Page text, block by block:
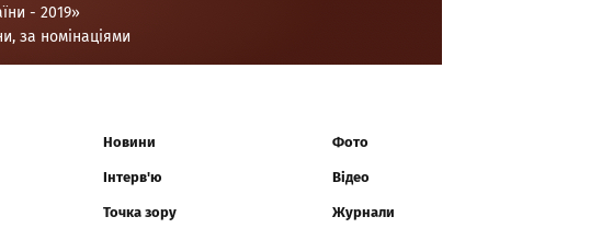
- 2019»
за номінаціями
Новини
Інтерв'ю
Точка зору
Фото
Відео
Журнали